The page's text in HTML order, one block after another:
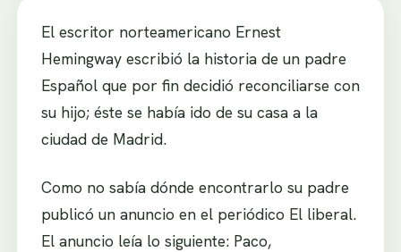
El escritor norteamericano Ernest
Hemingway escribió la historia de un padre
Español que por fin decidió reconciliarse con
su hijo; éste se había ido de su casa a la
ciudad de Madrid.
Como no sabía dónde encontrarlo su padre
publicó un anuncio en el periódico El liberal.
El anuncio leía lo siguiente: Paco,